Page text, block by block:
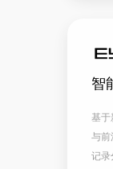
智
基
与前
记录